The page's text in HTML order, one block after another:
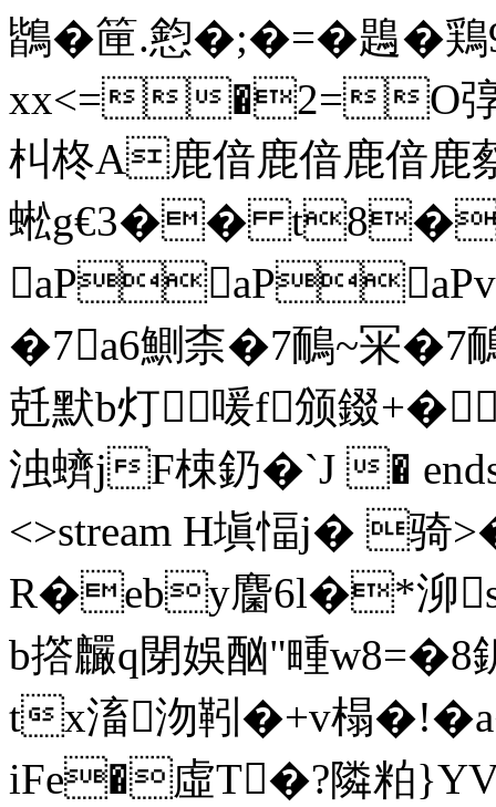
鶛�筪.憌�;�=�鶗�鶏
xx<=�2=O弴
朻柊A鹿偣鹿偣鹿偣鹿
蜙g€3�� t8�蜙
aPaPaPv
�7a6鰂柰�7鴯~冞�7
兛默b灯喛f颁錣
浊蠐jF梀釢�`J �
<>stream H塡愊j� 
R�eby麕6l�*泖s舡
b撘麣q閕娛酗"畽
tx滀沕靷�+v榻
iFe�虛T�?隣粕